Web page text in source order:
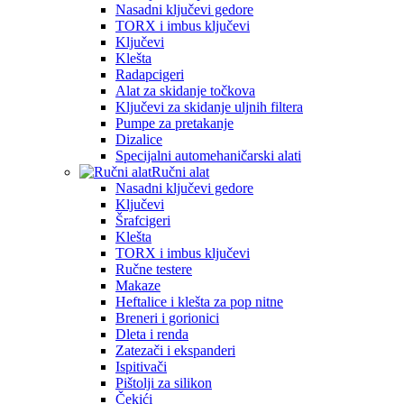
Nasadni ključevi gedore
TORX i imbus ključevi
Ključevi
Klešta
Radapcigeri
Alat za skidanje točkova
Ključevi za skidanje uljnih filtera
Pumpe za pretakanje
Dizalice
Specijalni automehaničarski alati
Ručni alat
Nasadni ključevi gedore
Ključevi
Šrafcigeri
Klešta
TORX i imbus ključevi
Ručne testere
Makaze
Heftalice i klešta za pop nitne
Breneri i gorionici
Dleta i renda
Zatezači i ekspanderi
Ispitivači
Pištolji za silikon
Čekići